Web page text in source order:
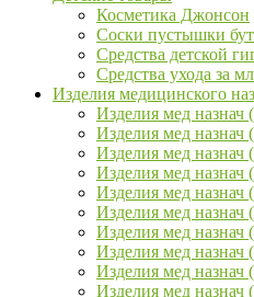
Косметика Джонсон
Соски пустышки
Средства детской
Средства ухода за
Изделия медицинского
Изделия мед
Изделия мед назнач
Изделия мед назнач
Изделия мед
Изделия мед
Изделия мед
Изделия мед
Изделия мед
Изделия мед назнач
Изделия мед